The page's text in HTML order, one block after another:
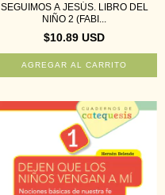
SEGUIMOS A JESÚS. LIBRO DEL
NIÑO 2 (FABI...
$10.89 USD